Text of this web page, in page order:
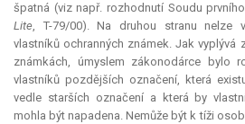
špatná (viz např. rozhodnutí Soudu
Lite, T-79/00). Na druhou stranu nelze
vlastníků ochranných známek. Jak vyplývá
známkách, úmyslem zákonodárce bylo
vlastníků pozdějších označení, která
vedle starších označení a která by
mohla být napadena. Nemůže být k tíži